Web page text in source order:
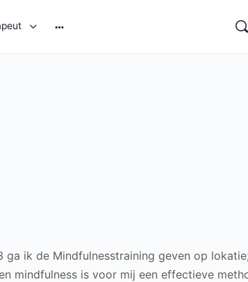
ik de Mindfulnesstraining geven op
mindfulness is voor mij een effectieve